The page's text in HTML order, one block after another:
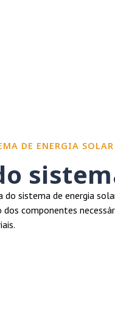
DE ENERGIA SOLAR
do sistema de energia
componentes